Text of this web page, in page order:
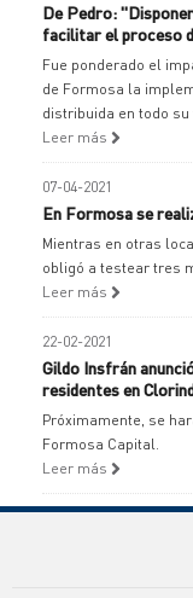
De Pedro:
facilitar el proceso
Fue ponderado el
de Formosa la
distribuida en todo
Leer más
07-04-2021
En Formosa se
Mientras en otras
obligó a testear tres
Leer más
22-02-2021
Gildo Insfrán
residentes en
Próximamente, se
Formosa Capital.
Leer más